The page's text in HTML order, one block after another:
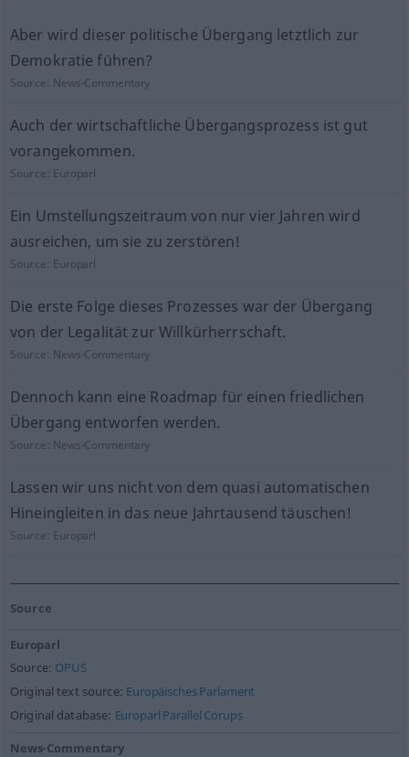
Aber wird dieser politische Übergang letztlich zur
Demokratie führen?
Source: News-Commentary
Auch der wirtschaftliche Übergangsprozess ist gut
vorangekommen.
Source: Europarl
Ein Umstellungszeitraum von nur vier Jahren wird
ausreichen, um sie zu zerstören!
Source: Europarl
Die erste Folge dieses Prozesses war der Übergang
von der Legalität zur Willkürherrschaft.
Source: News-Commentary
Dennoch kann eine Roadmap für einen friedlichen
Übergang entworfen werden.
Source: News-Commentary
Lassen wir uns nicht von dem quasi automatischen
Hineingleiten in das neue Jahrtausend täuschen!
Source: Europarl
Source
Europarl
Source: OPUS
Original text source: Europäisches Parlament
Original database: Europarl Parallel Corups
News-Commentary